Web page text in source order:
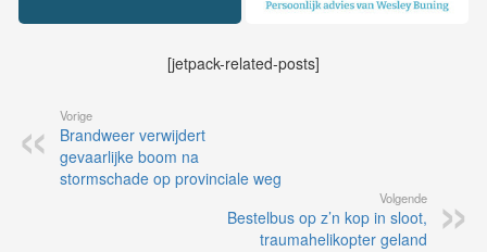
[jetpack-related-posts]
Vorige
Brandweer verwijdert
gevaarlijke boom na
stormschade op provinciale weg
Volgende
Bestelbus op z’n kop in sloot,
traumahelikopter geland